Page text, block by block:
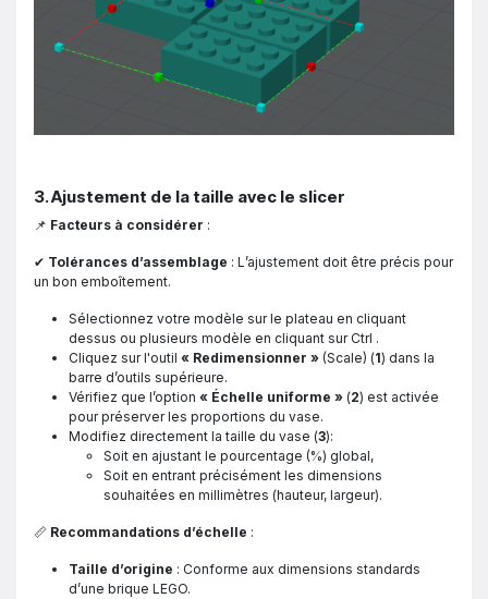
3. Ajustement de la taille avec le slicer
📌 Facteurs à considérer :
✔ Tolérances d’assemblage : L’ajustement doit être précis pour
un bon emboîtement.
Sélectionnez votre modèle sur le plateau en cliquant
dessus ou plusieurs modèle en cliquant sur Ctrl .
Cliquez sur l'outil « Redimensionner » (Scale) (1) dans la
barre d’outils supérieure.
Vérifiez que l’option « Échelle uniforme » (2) est activée
pour préserver les proportions du vase.
Modifiez directement la taille du vase (3):
Soit en ajustant le pourcentage (%) global,
Soit en entrant précisément les dimensions
souhaitées en millimètres (hauteur, largeur).
📏 Recommandations d’échelle :
Taille d’origine : Conforme aux dimensions standards
d’une brique LEGO.